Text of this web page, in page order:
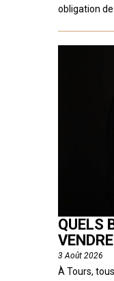
obligation de
QUELS
3 Août 2026
À Tours,